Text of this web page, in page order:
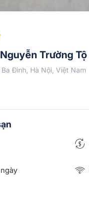
Trường Tộ
Đình, Hà Nội, Việt Nam